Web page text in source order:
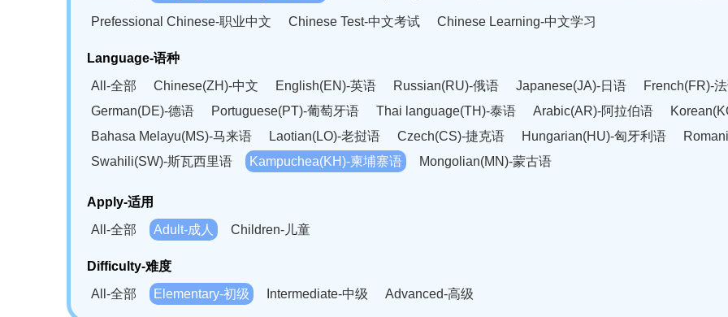
Prefessional Chinese-职业中文 Chinese Test-中文考试 Chinese Learning-中文学习
Language-语种
All-全部
Chinese(ZH)-中文 English(EN)-英语 Russian(RU)-俄语 Japanese(JA)-日语
French(FR)-
German(DE)-德语
Portuguese(PT)-葡萄牙语 Thai language(TH)-泰语 Arabic(AR)-阿拉伯语
Bahasa Melayu(MS)-马来语
Laotian(LO)-老挝语 Czech(CS)-捷克语 Hungarian(HU)-匈牙利语
Swahili(SW)-斯瓦西里语
Kampuchea(KH)-柬埔寨语 Mongolian(MN)-蒙古语
Apply-适用
All-全部
Adult-成人 Children-儿童
Difficulty-难度
All-全部
Elementary-初级 Intermediate-中级 Advanced-高级